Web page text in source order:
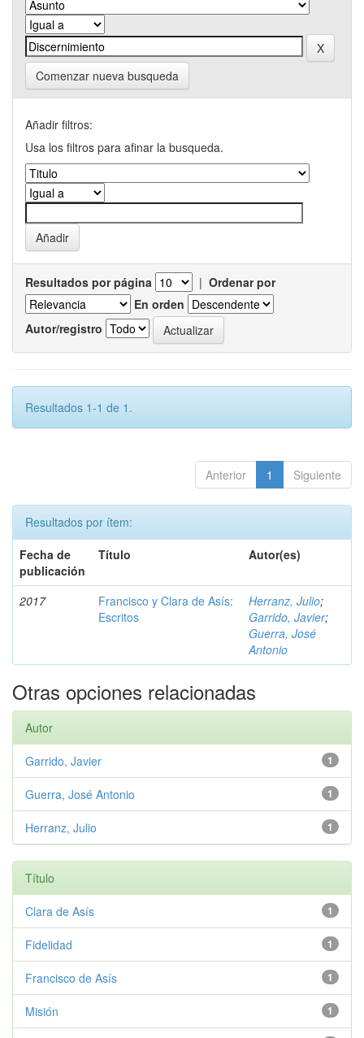
Comenzar nueva busqueda
Añadir filtros:
Usa los filtros para afinar la busqueda.
Resultados por página | Ordenar por
En orden
Autor/registro
Resultados 1-1 de 1.
Anterior 1 Siguiente
Resultados por ítem:
Fecha de
publicación
Título Autor(es)
2017
Francisco y Clara de Asís:
Escritos
Herranz, Julio;
Garrido, Javier;
Guerra, José
Antonio
Otras opciones relacionadas
Autor
1
Garrido, Javier
1
Guerra, José Antonio
1
Herranz, Julio
Título
1
Clara de Asís
1
Fidelidad
1
Francisco de Asís
1
Misión